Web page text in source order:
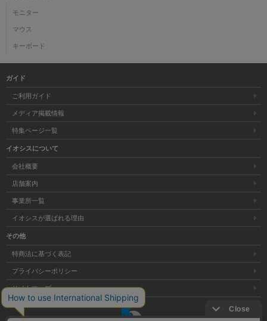
モニター
マウス
キーボード
ガイド
ご利用ガイド
メディア掲載情報
特集ページ一覧
イオシスについて
会社概要
店舗案内
事業所一覧
イオシスが選ばれる理由
その他
特商法に基づく表記
プライバシーポリシー
サイトマップ